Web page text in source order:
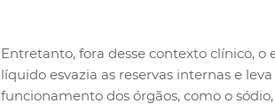
Entretanto, fora desse contexto clínico,
líquido esvazia as reservas internas e
funcionamento dos órgãos, como o